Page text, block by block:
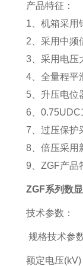
产品特征：
1、机箱采用
2、采用中频
3、采用电压
4、全量程平
5、升压电位
6、
7、过压保护
8、倍压采用
9、ZGF产品
ZGF系列数
技术参数：
规格技术参
额定电压(kV)